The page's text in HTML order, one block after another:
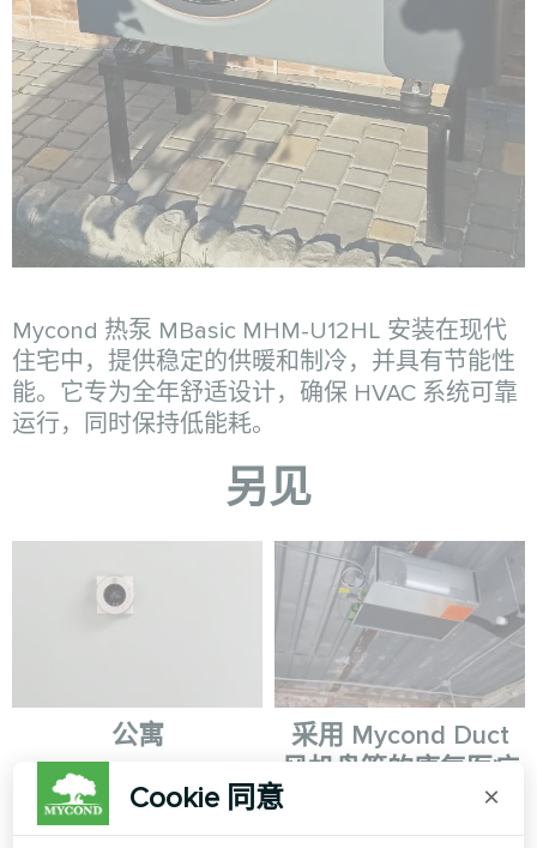
Mycond 热泵 MBasic MHM-U12HL 安装在现代
住宅中，提供稳定的供暖和制冷，并具有节能性
能。它专为全年舒适设计，确保 HVAC 系统可靠
运行，同时保持低能耗。
另见
公寓
加热地板恒温器 Mycond ORB
Heat
采用 Mycond Duct
风机盘管的康复医疗
Cookie 同意 ×